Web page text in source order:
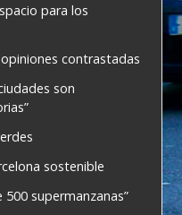
para los
contrastadas
son
sostenible
500 supermanzanas”